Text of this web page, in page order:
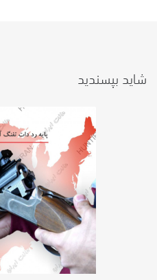
شاید بپسندید